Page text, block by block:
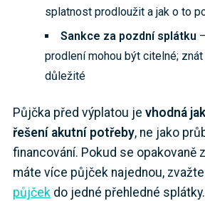
splatnost prodloužit a jak o to
Sankce za pozdní splátku
prodlení mohou být citelné;
důležité
Půjčka před výplatou je vhodná
řešení akutní potřeby, ne jako
financování. Pokud se opakovaně
máte více půjček najednou, zvažte
půjčekdo jedné přehledné splátky.